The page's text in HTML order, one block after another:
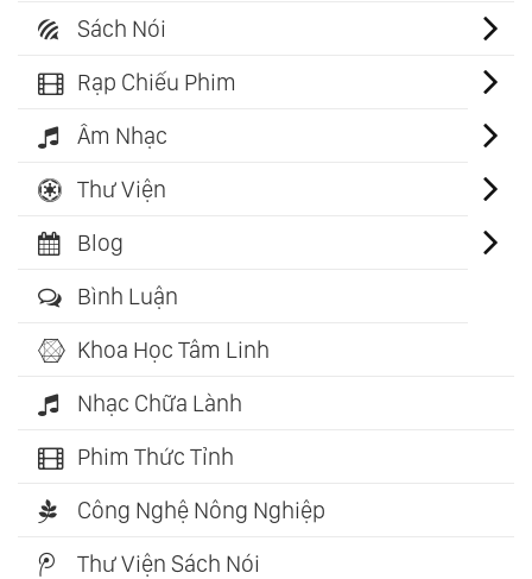
Sách Nói
Rạp Chiếu Phim
Âm Nhạc
Thư Viện
Blog
Bình Luận
Khoa Học Tâm Linh
Nhạc Chữa Lành
Phim Thức Tỉnh
Công Nghệ Nông Nghiệp
Thư Viện Sách Nói